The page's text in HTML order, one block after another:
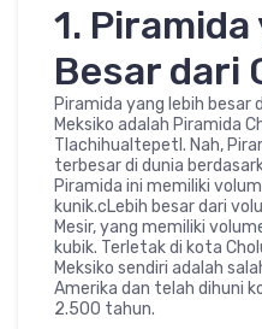
1.
Besar dari
Piramida yang lebih besar
Meksiko adalah Piramida
Tlachihualtepetl. Nah,
terbesar di dunia
Piramida ini memiliki
kunik.cLebih besar dari
Mesir, yang memiliki
kubik. Terletak di kota
Meksiko sendiri adalah
Amerika dan telah dihuni
2.500 tahun.